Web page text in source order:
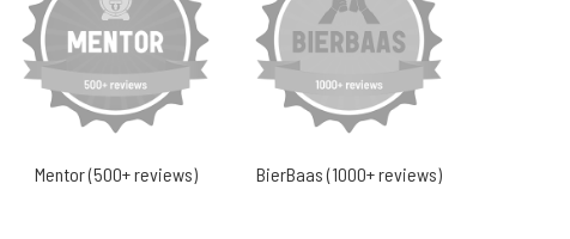
Mentor (500+ reviews) BierBaas (1000+ reviews)